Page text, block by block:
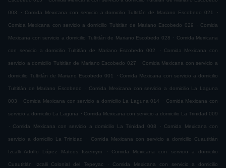
003 . Comida Mexicana con servicio a domicilio Tultitlán de Mariano Escobedo 021 .
Comida Mexicana con servicio a domicilio Tultitlán de Mariano Escobedo 029 . Comida
Mexicana con servicio a domicilio Tultitlán de Mariano Escobedo 028 . Comida Mexicana
con servicio a domicilio Tultitlán de Mariano Escobedo 002 . Comida Mexicana con
servicio a domicilio Tultitlán de Mariano Escobedo 027 . Comida Mexicana con servicio a
domicilio Tultitlán de Mariano Escobedo 001 . Comida Mexicana con servicio a domicilio
Tultitlán de Mariano Escobedo . Comida Mexicana con servicio a domicilio La Laguna
003 . Comida Mexicana con servicio a domicilio La Laguna 014 . Comida Mexicana con
servicio a domicilio La Laguna . Comida Mexicana con servicio a domicilio La Trinidad 009
.
Comida Mexicana con servicio a domicilio La Trinidad 008 . Comida Mexicana con
servicio a domicilio La Trinidad . Comida Mexicana con servicio a domicilio Cuautitlán
Izcalli Adolfo López Mateos Issemym . Comida Mexicana con servicio a domicilio
Cuautitlán Izcalli Colonial del Tepeyac . Comida Mexicana con servicio a domicilio